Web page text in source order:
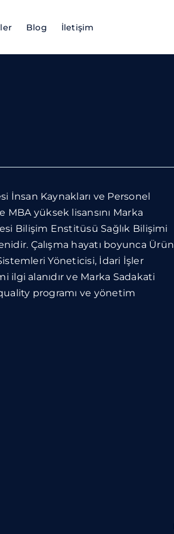
Blog İletişim
Kaynakları ve Personel
yüksek lisansını Marka
Bilişim Enstitüsü Sağlık Bilişimi
Çalışma hayatı boyunca Ürün
Yöneticisi, İdari İşler
ilgi alanıdır ve Marka Sadakati
programı ve yönetim